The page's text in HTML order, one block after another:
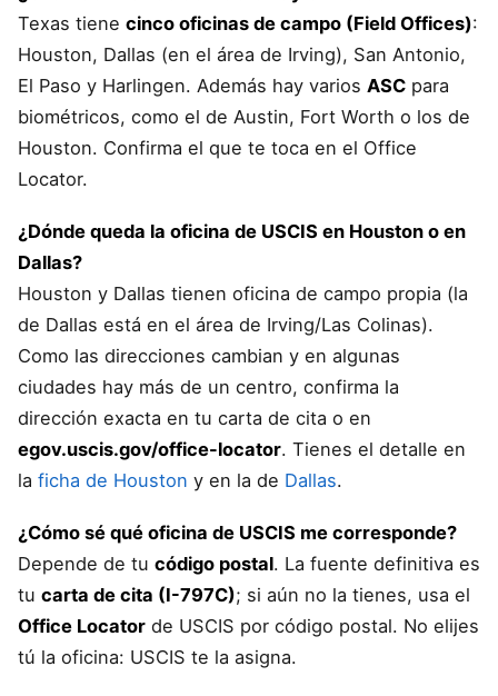
Texas tiene cinco oficinas de campo (Field Offices):
Houston, Dallas (en el área de Irving), San Antonio,
El Paso y Harlingen. Además hay varios ASC para
biométricos, como el de Austin, Fort Worth o los de
Houston. Confirma el que te toca en el Office
Locator.
¿Dónde queda la oficina de USCIS en Houston o en
Dallas?
Houston y Dallas tienen oficina de campo propia (la
de Dallas está en el área de Irving/Las Colinas).
Como las direcciones cambian y en algunas
ciudades hay más de un centro, confirma la
dirección exacta en tu carta de cita o en
egov.uscis.gov/office-locator. Tienes el detalle en
la ficha de Houston y en la de Dallas.
¿Cómo sé qué oficina de USCIS me corresponde?
Depende de tu código postal. La fuente definitiva es
tu carta de cita (I-797C); si aún no la tienes, usa el
Office Locator de USCIS por código postal. No elijes
tú la oficina: USCIS te la asigna.